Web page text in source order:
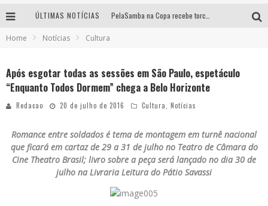
ÚLTIMAS NOTÍCIAS
Espetáculo “Allan Kardec – Um Olhar para a Eternidade” desembarca em BH na próxima semana
Home Notícias Cultura
Após esgotar todas as sessões em São Paulo, espetáculo
“Enquanto Todos Dormem” chega a Belo Horizonte
Redacao 20 de julho de 2016 Cultura Notícias
Romance entre soldados é tema de montagem em turnê nacional
que ficará em cartaz de 29 a 31 de julho no Teatro de Câmara do
Cine Theatro Brasil; livro sobre a peça será lançado no dia 30 de
julho na Livraria Leitura do Pátio Savassi